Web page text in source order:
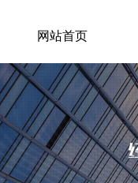
网站首页